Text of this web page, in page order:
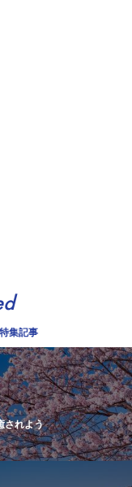
集記事
されよう